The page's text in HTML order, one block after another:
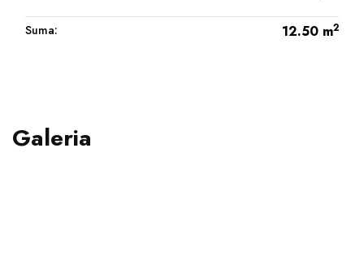
Suma: 12.50 m2
Galeria